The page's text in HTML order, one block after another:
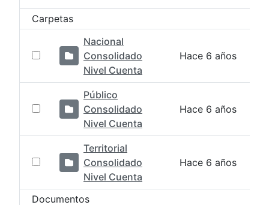
Carpetas
Nacional
Consolidado
Nivel Cuenta
Hace 6 años
Público
Consolidado
Nivel Cuenta
Hace 6 años
Territorial
Consolidado
Nivel Cuenta
Hace 6 años
Documentos